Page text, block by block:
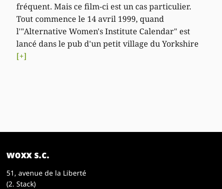
fréquent. Mais ce film-ci est un cas particulier.
Tout commence le 14 avril 1999, quand
l'"Alternative Women's Institute Calendar" est
lancé dans le pub d'un petit village du Yorkshire
[+]
woxx s.c.
51, avenue de la Liberté
(2. Stack)